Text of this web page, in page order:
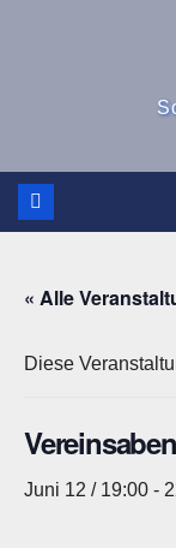
« Alle
Diese
Juni 12 / 19:00 -